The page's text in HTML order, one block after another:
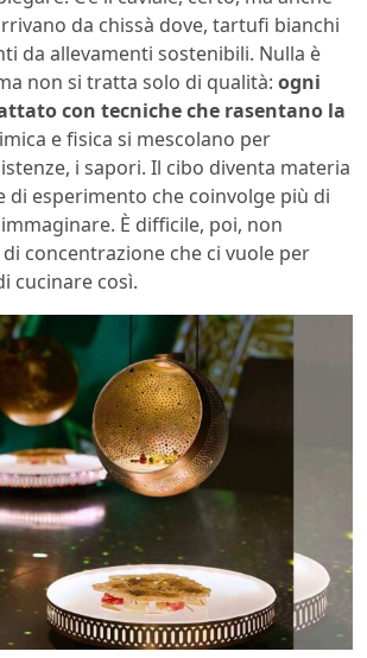
da chissà dove, tartufi bianchi
da allevamenti sostenibili. Nulla è
non si tratta solo di qualità: ogni
con tecniche che rasentano la
e fisica si mescolano per
i sapori. Il cibo diventa materia
di esperimento che coinvolge più di
È difficile, poi, non
concentrazione che ci vuole per
cucinare così.